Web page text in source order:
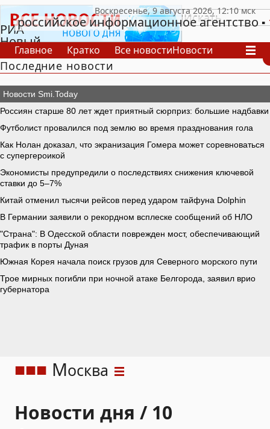
РИА
Новый
День
российское информационное агентство
Главное Кратко Все новостиНовости
В России
В мире
СпецпроектыПроекты Архив
Последние новости
Москва
Новости дня / 10